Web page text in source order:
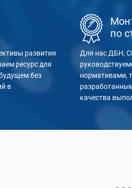
развития
ресурс для
без
в
по
Для нас ДБН,
нормативами,
качества